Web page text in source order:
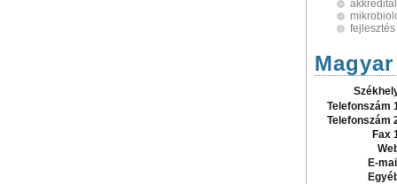
fejlesztés
Telefonszám
Telefonszám
Fax
E-